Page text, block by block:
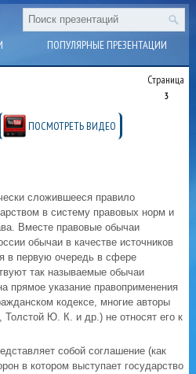
ПОПУЛЯРНЫЕ ПРЕЗЕНТАЦИИ
Страница
3
ПОСМОТРЕТЬ ВИДЕО
сложившееся правило
в систему правовых норм и
Вместе правовые обычаи
обычаи в качестве источников
в первую очередь в сфере
так называемые обычаи
прямое указание правоприменения
кодексе, многие авторы
Ю. К. и др.) не относят его к
собой соглашение (как
в котором выступает государство